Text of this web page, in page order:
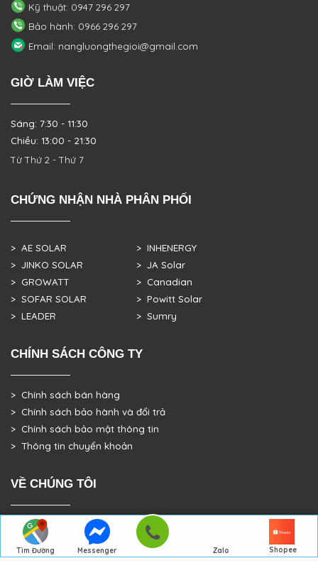
Tìm Đường
Messenger
Zalo Shopee
Kỹ thuật: 0947 296 297
Bảo hành: 0966 296 297
Email: nangluongthegioi@gmail.com
GIỜ LÀM VIỆC
Sáng: 7:30 - 11:30
Chiều: 13:00 - 21:30
Từ Thứ 2 - Thứ 7
CHỨNG NHẬN NHÀ PHÂN PHỐI
> AE SOLAR
> JINKO SOLAR
> GROWATT
> SOFAR SOLAR
> LEADER
> INHENERGY
> JA Solar
> Canadian
> Powitt Solar
> Sumry
CHÍNH SÁCH CÔNG TY
> Chính sách bán hàng
> Chính sách bảo hành và đổi trả
> Chính sách bảo mật thông tin
> Thông tin chuyển khoản
VỀ CHÚNG TÔI
> GIỚI THIỆU
> TRANG CHỦ
> DỰ ÁN THỰC TẾ